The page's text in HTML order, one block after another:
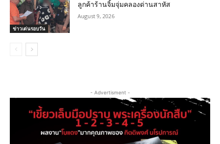
ข่าวเด่นรอบวัน
ลูกค้าร้านจิ้มจุ่มคลองด่านสาหัส
August 9, 2026
- Advertisment -